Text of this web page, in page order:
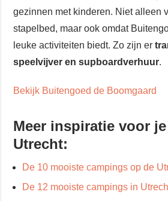
gezinnen met kinderen. Niet alleen
stapelbed, maar ook omdat
leuke activiteiten biedt. Zo zijn er
speelvijver en supboardverhuur.
Bekijk Buitengoed de Boomgaard
Meer inspiratie voor
Utrecht:
De 10 mooiste campings op de
De 12 mooiste campings in